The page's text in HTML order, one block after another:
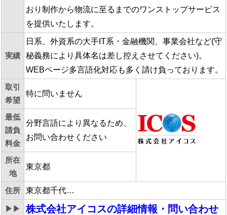
おり制作から物流に至るまでのワンストップサービス
を提供いたします。
実績
日系、外資系の大手IT系・金融機関、事業会社など(守
秘義務により具体名は差し控えさせてください)。
WEBページ多言語化対応も多く請け負っております。
取引
希望
特に問いません
最低
請負
料金
分野言語により異なるため、
お問い合わせください
所在
地
東京都
住所 東京都千代…
▶▶ 株式会社アイコスの詳細情報・問い合わせ